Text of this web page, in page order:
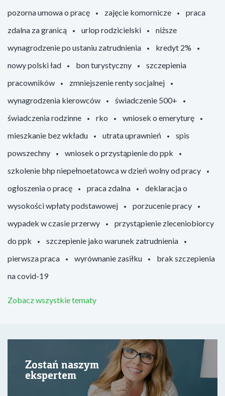
pozorna umowa o pracę
zajęcie komornicze
praca
zdalna za granicą
urlop rodzicielski
niższe
wynagrodzenie po ustaniu zatrudnienia
kredyt 2%
nowy polski ład
bon turystyczny
szczepienia
pracowników
zmniejszenie renty socjalnej
wynagrodzenia kierowców
świadczenie 500+
świadczenia rodzinne
rko
wniosek o emeryturę
mieszkanie bez wkładu
utrata uprawnień
spis
powszechny
wniosek o przystąpienie do ppk
szkolenie bhp niepełnoetatowca w dzień wolny od pracy
ogłoszenia o pracę
praca zdalna
deklaracja o
wysokości wpłaty podstawowej
porzucenie pracy
wypadek w czasie przerwy
przystąpienie zleceniobiorcy
do ppk
szczepienie jako warunek zatrudnienia
pierwsza praca
wyrównanie zasiłku
brak szczepienia
na covid-19
Zobacz wszystkie tematy
Zostań naszym
ekspertem